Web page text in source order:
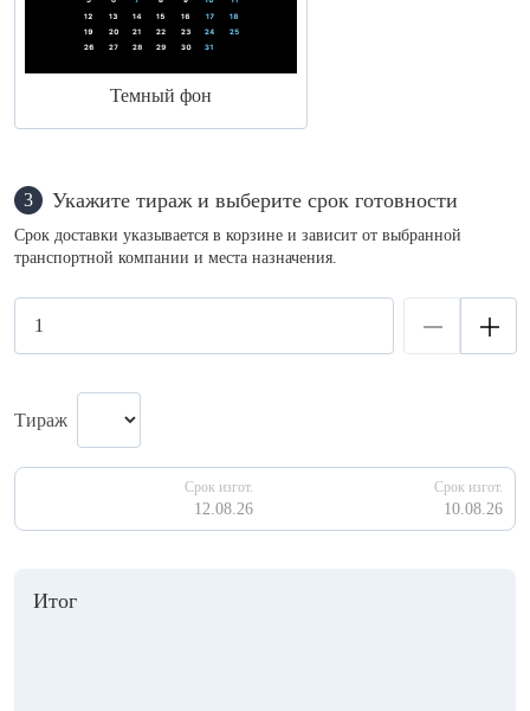
Темный фон
3 Укажите тираж и выберите срок готовности
Срок доставки указывается в корзине и зависит от выбранной
транспортной компании и места назначения.
Тираж
Срок изгот.
12.08.26
Срок изгот.
10.08.26
Итог